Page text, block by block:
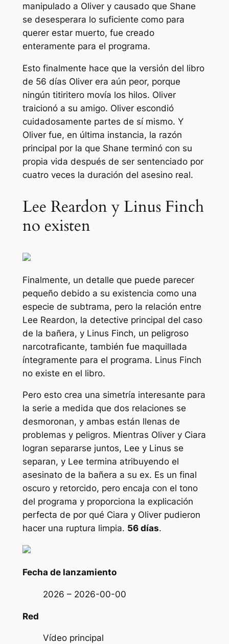
manipulado a Oliver y causado que Shane
se desesperara lo suficiente como para
querer estar muerto, fue creado
enteramente para el programa.
Esto finalmente hace que la versión del libro
de 56 días Oliver era aún peor, porque
ningún titiritero movía los hilos. Oliver
traicionó a su amigo. Oliver escondió
cuidadosamente partes de sí mismo. Y
Oliver fue, en última instancia, la razón
principal por la que Shane terminó con su
propia vida después de ser sentenciado por
cuatro veces la duración del asesino real.
Lee Reardon y Linus Finch
no existen
Finalmente, un detalle que puede parecer
pequeño debido a su existencia como una
especie de subtrama, pero la relación entre
Lee Reardon, la detective principal del caso
de la bañera, y Linus Finch, un peligroso
narcotraficante, también fue maquillada
íntegramente para el programa. Linus Finch
no existe en el libro.
Pero esto crea una simetría interesante para
la serie a medida que dos relaciones se
desmoronan, y ambas están llenas de
problemas y peligros. Mientras Oliver y Ciara
logran separarse juntos, Lee y Linus se
separan, y Lee termina atribuyendo el
asesinato de la bañera a su ex. Es un final
oscuro y retorcido, pero encaja con el tono
del programa y proporciona la explicación
perfecta de por qué Ciara y Oliver pudieron
hacer una ruptura limpia. 56 días.
Fecha de lanzamiento
2026 – 2026-00-00
Red
Vídeo principal